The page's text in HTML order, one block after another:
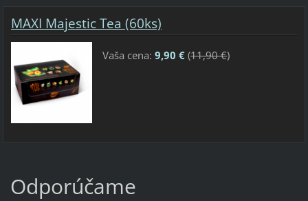
MAXI Majestic Tea (60ks)
Vaša cena: 9,90 €(11,90 €)
Odporúčame